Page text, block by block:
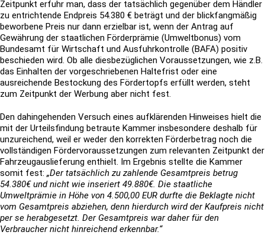
Zeitpunkt erfuhr man, dass der tatsächlich gegenüber dem Händler
zu entrichtende Endpreis 54.380 € beträgt und der blickfangmäßig
beworbene Preis nur dann erzielbar ist, wenn der Antrag auf
Gewährung der staatlichen Förderprämie (Umweltbonus) vom
Bundesamt für Wirtschaft und Ausfuhrkontrolle (BAFA) positiv
beschieden wird. Ob alle diesbezüglichen Voraussetzungen, wie z.B.
das Einhalten der vorgeschriebenen Haltefrist oder eine
ausreichende Bestockung des Fördertopfs erfüllt werden, steht
zum Zeitpunkt der Werbung aber nicht fest.
Den dahingehenden Versuch eines aufklärenden Hinweises hielt die
mit der Urteilsfindung betraute Kammer insbesondere deshalb für
unzureichend, weil er weder den korrekten Förderbetrag noch die
vollständigen Fördervoraussetzungen zum relevanten Zeitpunkt der
Fahrzeugauslieferung enthielt. Im Ergebnis stellte die Kammer
somit fest: „Der tatsächlich zu zahlende Gesamtpreis betrug
54.380€ und nicht wie inseriert 49.880€. Die staatliche
Umweltprämie in Höhe von 4.500,00 EUR durfte die Beklagte nicht
vom Gesamtpreis abziehen, denn hierdurch wird der Kaufpreis nicht
per se herabgesetzt. Der Gesamtpreis war daher für den
Verbraucher nicht hinreichend erkennbar.“